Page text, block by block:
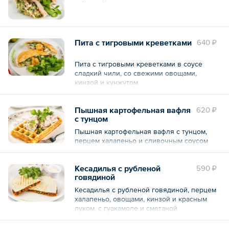
640 ₽
Пита с тигровыми креветками
Пита с тигровыми креветками в соусе
сладкий чили, со свежими овощами,
кинзой и кунжутом
620 ₽
Пышная картофельная вафля
с тунцом
Пышная картофельная вафля с тунцом,
перцем халапеньо и сливочным соусом
590 ₽
Кесадилья с рубленой
говядиной
Кесадилья с рубленой говядиной, перцем
халапеньо, овощами, кинзой и красным
луком, с гуакамоле и сметаной